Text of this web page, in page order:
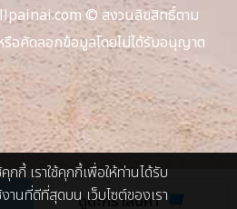
© สงวนลิขสิทธิ์ตาม
รือคัดลอกข้อมูลโดยไม่ได้รับอนุญาต
ดูตะกร้าสินค้า
กกี้ เราใช้คุกกี้เพื่อให้ท่านได้รับ
านที่ดีที่สุดบน เว็บไซต์ของเรา